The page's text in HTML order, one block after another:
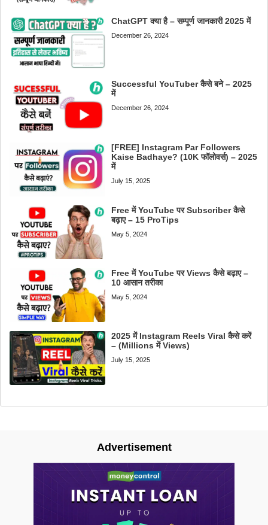
ChatGPT क्या है – सम्पूर्ण जानकारी 2025 में
December 26, 2024
Successful YouTuber कैसे बने – 2025
में
December 26, 2024
[FREE] Instagram Par Followers
Kaise Badhaye? (10K फॉलोवर्स) – 2025
में
July 15, 2025
Free में YouTube पर Subscriber कैसे
बढ़ाए – 15 ProTips
May 5, 2024
Free में YouTube पर Views कैसे बढ़ाए –
10 आसान तरीका
May 5, 2024
2025 में Instagram Reels Viral कैसे करें
– (Millions में Views)
July 15, 2025
Advertisement